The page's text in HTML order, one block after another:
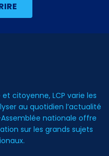
citoyenne, LCP varie les
au quotidien l’actualité
nationale offre
sur les grands sujets